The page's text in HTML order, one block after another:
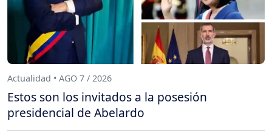
Actualidad • AGO 7 / 2026
Estos son los invitados a la posesión
presidencial de Abelardo